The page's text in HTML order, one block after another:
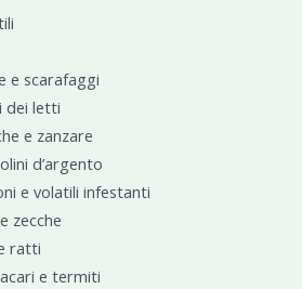
e scarafaggi
dei letti
e zanzare
d’argento
e volatili infestanti
zecche
ratti
e termiti